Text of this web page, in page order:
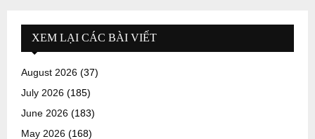
XEM LẠI CÁC BÀI VIẾT
August 2026 (37)
July 2026 (185)
June 2026 (183)
May 2026 (168)